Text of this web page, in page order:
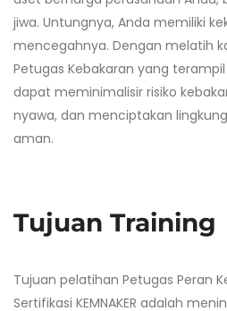
jiwa. Untungnya, Anda memiliki
mencegahnya. Dengan melatih
Petugas Kebakaran yang
dapat meminimalisir risiko
nyawa, dan menciptakan
aman.
Tujuan Training
Tujuan pelatihan Petugas Peran
Sertifikasi KEMNAKER adalah